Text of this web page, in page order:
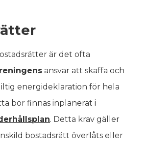
är det ofta
ansvar att skaffa och
energideklaration för hela
bör finnas inplanerat i
. Detta krav gäller
bostadsrätt överlåts eller